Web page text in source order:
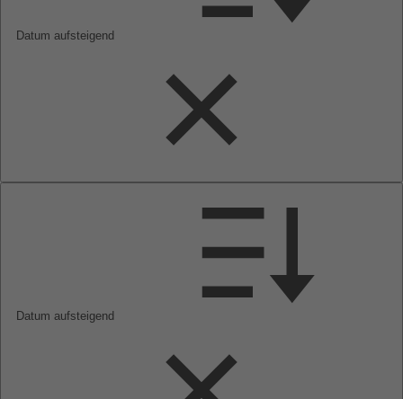
Datum aufsteigend
Datum aufsteigend